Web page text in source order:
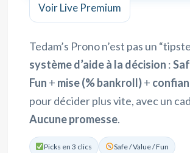
Voir Live Premium
Tedam’s Prono n’est pas un
système d’aide à la décision :
Fun + mise (% bankroll)+
pour décider plus vite, avec un
Aucune promesse.
Picks en 3 clics Safe / Value / Fun